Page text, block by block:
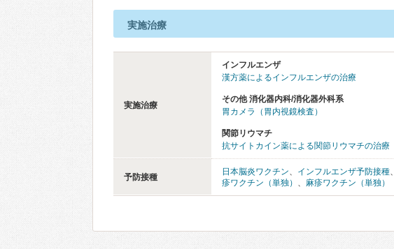
実施治療
実施治療
インフルエンザ
漢方薬によるインフルエンザの治療
その他 消化器内科/消化器外科系
胃カメラ（胃内視鏡検査）
関節リウマチ
抗サイトカイン薬による関節リウマチの治療
予防接種
日本脳炎ワクチン、 インフルエンザ予防接種、
疹ワクチン（単独） 、 麻疹ワクチン（単独）